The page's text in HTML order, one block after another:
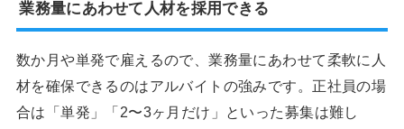
業務量にあわせて人材を採用できる
数か月や単発で雇えるので、業務量にあわせて柔軟に人
材を確保できるのはアルバイトの強みです。正社員の場
合は「単発」「2〜3ヶ月だけ」といった募集は難し